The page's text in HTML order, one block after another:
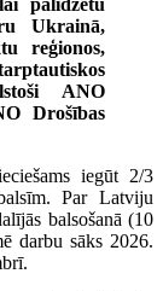
Ukrainā,
reģionos,
ANO
Drošības
iegūt 2/3
Par Latviju
balsošanā (10
darbu sāks 2026.